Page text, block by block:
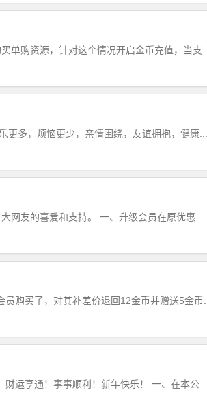
单购资源，针对这个情况开启金币充值，当支...
多，烦恼更少，亲情围绕，友谊拥抱，健康...
网友的喜爱和支持。 一、升级会员在原优惠...
购买了，对其补差价退回12金币并赠送5金币...
运亨通！事事顺利！新年快乐！ 一、在本公...